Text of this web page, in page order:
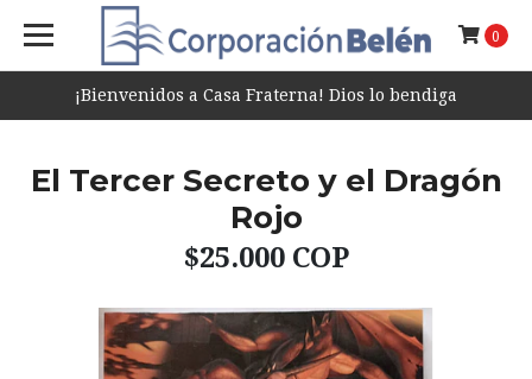
¡Bienvenidos a Casa Fraterna! Dios lo bendiga
0
El Tercer Secreto y el Dragón
Rojo
$25.000 COP